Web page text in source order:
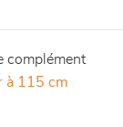
complément
à 115 cm